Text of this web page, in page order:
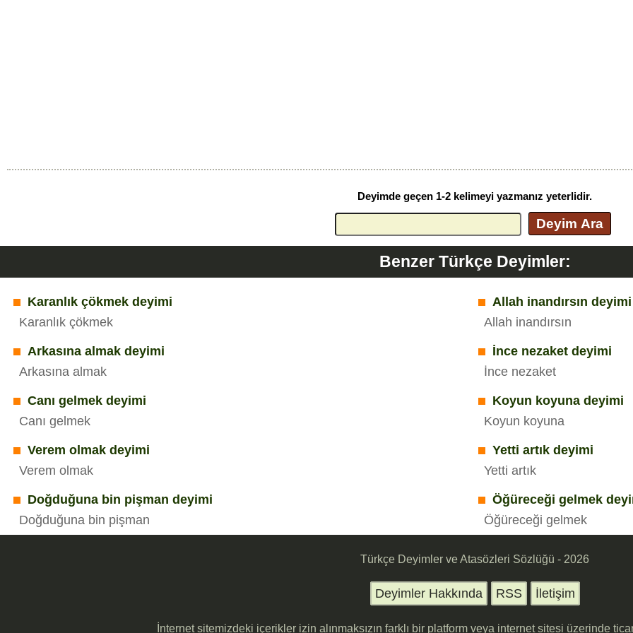
Deyimde geçen 1-2 kelimeyi yazmanız yeterlidir.
Deyim Ara
Benzer Türkçe Deyimler:
Karanlık çökmek deyimi
Karanlık çökmek
Allah inandırsın deyimi
Allah inandırsın
Arkasına almak deyimi
Arkasına almak
İnce nezaket deyimi
İnce nezaket
Canı gelmek deyimi
Canı gelmek
Koyun koyuna deyimi
Koyun koyuna
Verem olmak deyimi
Verem olmak
Yetti artık deyimi
Yetti artık
Doğduğuna bin pişman deyimi
Doğduğuna bin pişman
Öğüreceği gelmek
Öğüreceği gelmek
Türkçe Deyimler ve Atasözleri Sözlüğü - 2026
Deyimler Hakkında RSS İletişim
İnternet sitemizdeki içerikler izin alınmaksızın farklı bir platform veya internet sitesi üzerinde